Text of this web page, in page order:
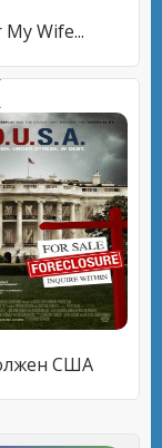
My Wife...
США